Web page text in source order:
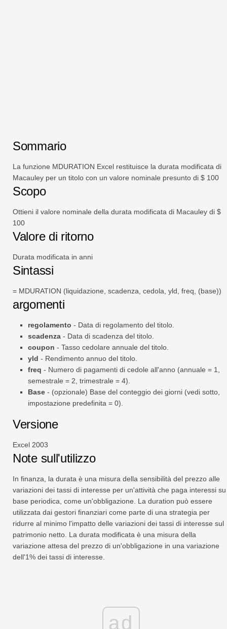
Sommario
La funzione MDURATION Excel restituisce la durata modificata di
Macauley per un titolo con un valore nominale presunto di $ 100
Scopo
Ottieni il valore nominale della durata modificata di Macauley di $
100
Valore di ritorno
Durata modificata in anni
Sintassi
= MDURATION (liquidazione, scadenza, cedola, yld, freq, (base))
argomenti
regolamento - Data di regolamento del titolo.
scadenza - Data di scadenza del titolo.
coupon - Tasso cedolare annuale del titolo.
yld - Rendimento annuo del titolo.
freq - Numero di pagamenti di cedole all'anno (annuale = 1,
semestrale = 2, trimestrale = 4).
Base - (opzionale) Base del conteggio dei giorni (vedi sotto,
impostazione predefinita = 0).
Versione
Excel 2003
Note sull'utilizzo
In finanza, la durata è una misura della sensibilità del prezzo alle
variazioni dei tassi di interesse per un'attività che paga interessi su
base periodica, come un'obbligazione. La duration può essere
utilizzata dai gestori finanziari come parte di una strategia per
ridurre al minimo l'impatto delle variazioni dei tassi di interesse sul
patrimonio netto. La durata modificata è una misura della
variazione attesa del prezzo di un'obbligazione in una variazione
dell'1% dei tassi di interesse.
ad